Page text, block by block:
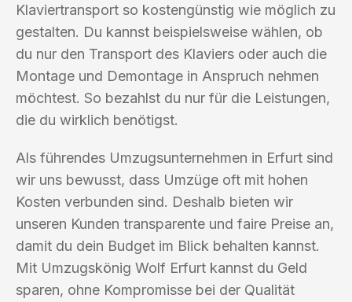
Klaviertransport so kostengünstig wie möglich zu
gestalten. Du kannst beispielsweise wählen, ob
du nur den Transport des Klaviers oder auch die
Montage und Demontage in Anspruch nehmen
möchtest. So bezahlst du nur für die Leistungen,
die du wirklich benötigst.
Als führendes Umzugsunternehmen in Erfurt sind
wir uns bewusst, dass Umzüge oft mit hohen
Kosten verbunden sind. Deshalb bieten wir
unseren Kunden transparente und faire Preise an,
damit du dein Budget im Blick behalten kannst.
Mit Umzugskönig Wolf Erfurt kannst du Geld
sparen, ohne Kompromisse bei der Qualität